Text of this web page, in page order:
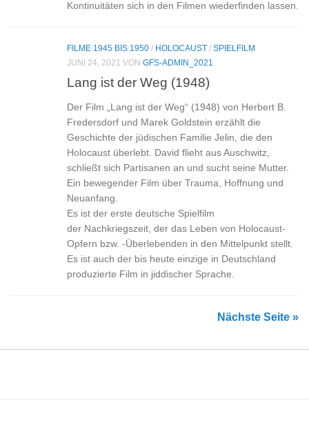
Kontinuitäten sich in den Filmen wiederfinden lassen.
FILME 1945 BIS 1950 / HOLOCAUST / SPIELFILM
JUNI 24, 2021 VON GFS-ADMIN_2021
Lang ist der Weg (1948)
Der Film „Lang ist der Weg“ (1948) von Herbert B.
Fredersdorf und Marek Goldstein erzählt die
Geschichte der jüdischen Familie Jelin, die den
Holocaust überlebt. David flieht aus Auschwitz,
schließt sich Partisanen an und sucht seine Mutter.
Ein bewegender Film über Trauma, Hoffnung und
Neuanfang.
Es ist der erste deutsche Spielfilm
der Nachkriegszeit, der das Leben von Holocaust-
Opfern bzw. -Überlebenden in den Mittelpunkt stellt.
Es ist auch der bis heute einzige in Deutschland
produzierte Film in jiddischer Sprache.
Nächste Seite »